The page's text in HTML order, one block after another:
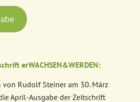
erWACHSEN&WERDEN:
von Rudolf Steiner am 30. März
April-Ausgabe der Zeitschrift